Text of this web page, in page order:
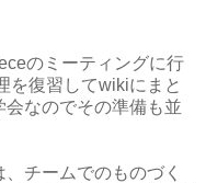
のミーティングに行
を復習してwikiにまと
なのでその準備も並
チームでのものづく